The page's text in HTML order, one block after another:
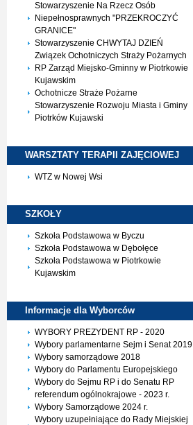
Stowarzyszenie Na Rzecz Osób
Niepełnosprawnych "PRZEKROCZYĆ
GRANICE"
Stowarzyszenie CHWYTAJ DZIEŃ
Związek Ochotniczych Straży Pożarnych
RP Zarząd Miejsko-Gminny w Piotrkowie
Kujawskim
Ochotnicze Straże Pożarne
Stowarzyszenie Rozwoju Miasta i Gminy
Piotrków Kujawski
WARSZTATY TERAPII ZAJĘCIOWEJ
WTZ w Nowej Wsi
SZKOŁY
Szkoła Podstawowa w Byczu
Szkoła Podstawowa w Dębołęce
Szkoła Podstawowa w Piotrkowie
Kujawskim
Informacje dla Wyborców
WYBORY PREZYDENT RP - 2020
Wybory parlamentarne Sejm i Senat 2019
Wybory samorządowe 2018
Wybory do Parlamentu Europejskiego
Wybory do Sejmu RP i do Senatu RP
referendum ogólnokrajowe - 2023 r.
Wybory Samorządowe 2024 r.
Wybory uzupełniające do Rady Miejskiej